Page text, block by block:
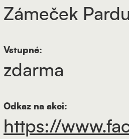
Zámeček
Vstupné:
zdarma
Odkaz na akci:
https://